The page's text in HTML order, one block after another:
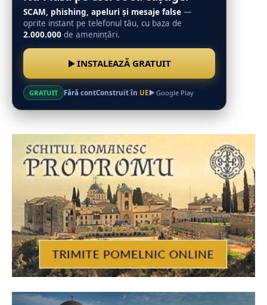
SCAM, phishing, apeluri și mesaje false —
oprite instant pe telefonul tău, cu baza de
2.000.000 de amenințări.
INSTALEAZĂ GRATUIT
GRATUIT Fără contConstruit în UE Google Play